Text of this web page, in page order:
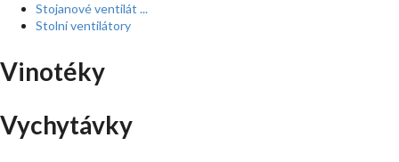
Stojanové ventilát ...
Stolní ventilátory
Vinotéky
Vychytávky